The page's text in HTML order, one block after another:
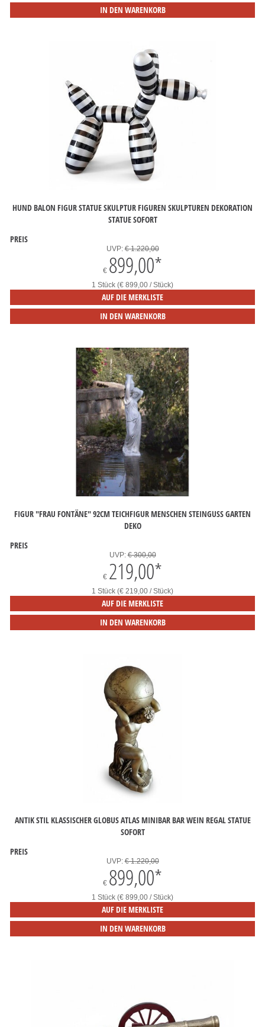
IN DEN WARENKORB
HUND BALON FIGUR STATUE SKULPTUR FIGUREN SKULPTUREN DEKORATION
STATUE SOFORT
PREIS
UVP:€ 1.220,00
€ 899,00*
1 Stück (€ 899,00 / Stück)
AUF DIE MERKLISTE
IN DEN WARENKORB
FIGUR "FRAU FONTÄNE" 92CM TEICHFIGUR MENSCHEN STEINGUSS GARTEN
DEKO
PREIS
UVP:€ 300,00
€ 219,00*
1 Stück (€ 219,00 / Stück)
AUF DIE MERKLISTE
IN DEN WARENKORB
ANTIK STIL KLASSISCHER GLOBUS ATLAS MINIBAR BAR WEIN REGAL STATUE
SOFORT
PREIS
UVP:€ 1.220,00
€ 899,00*
1 Stück (€ 899,00 / Stück)
AUF DIE MERKLISTE
IN DEN WARENKORB